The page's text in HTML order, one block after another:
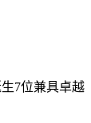
7位兼具卓越